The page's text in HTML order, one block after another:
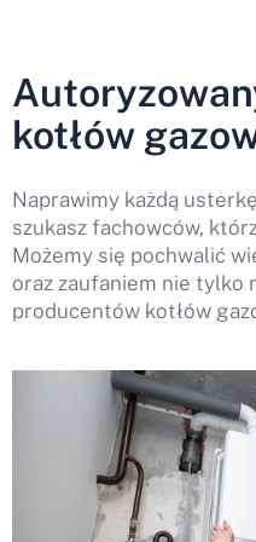
kotłów
Naprawimy każdą
szukasz fachowców,
Możemy się pochwalić
oraz zaufaniem nie tylko
producentów kotłów